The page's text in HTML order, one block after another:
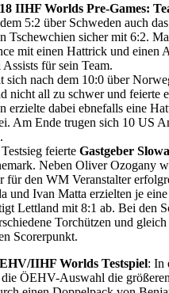
IIHF Worlds Pre-Games:
5:2 über Schweden auch
Tschewchien sicher mit 6:2.
mit einen Hattrick und einen
für sein Team.
sich nach dem 10:0 über
nicht all zu schwer und feierte
erzielte dabei ebnefalls eine
Am Ende trugen sich 10 US
feierte Gastgeber
Neben Oliver Ozogany
für den WM Veranstalter
und Ivan Matta erzielten je
Lettland mit 8:1 ab. Bei den
Torchützen und
Scorerpunkt.
IIHF Worlds Testspiel: In
die ÖEHV-Auswahl die